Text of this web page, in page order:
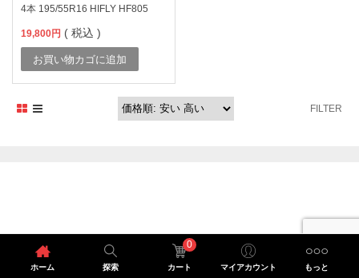
4本 195/55R16 HIFLY HF805
19,800円 ( 税込 )
お買い物カゴに追加
FILTER
ホーム 探索
0
カート マイアカウント もっと